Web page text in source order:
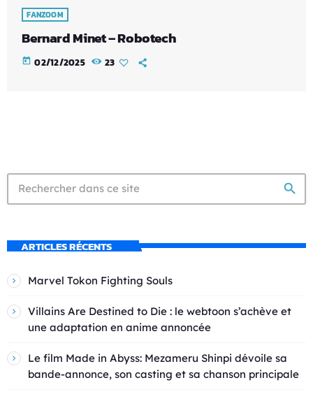
FANZOOM
Bernard Minet – Robotech
today 02/12/2025 23
search
ARTICLES RÉCENTS
Marvel Tokon Fighting Souls
Villains Are Destined to Die : le webtoon s’achève et
une adaptation en anime annoncée
Le film Made in Abyss: Mezameru Shinpi dévoile sa
bande-annonce, son casting et sa chanson principale